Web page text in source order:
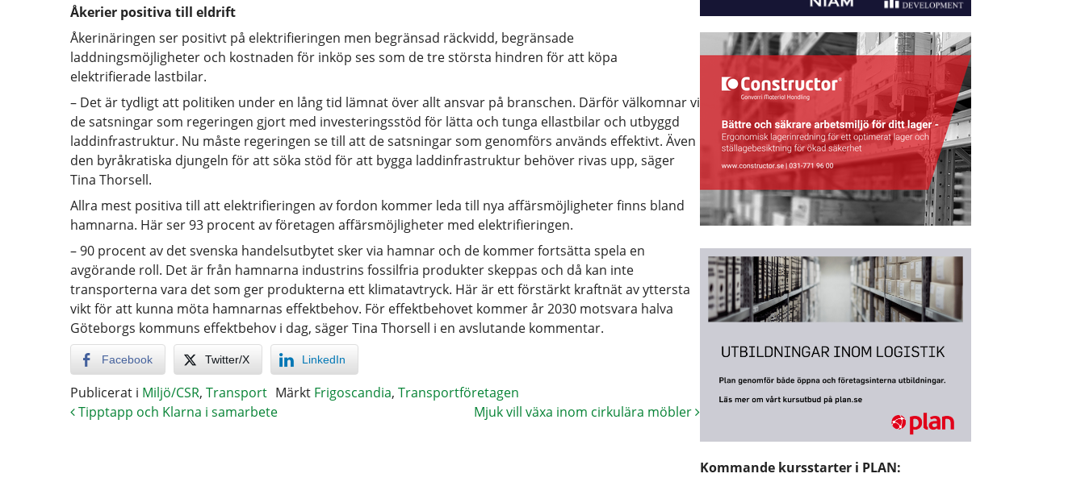
Åkerier positiva till eldrift
Åkerinäringen ser positivt på elektrifieringen men begränsad räckvidd, begränsade
laddningsmöjligheter och kostnaden för inköp ses som de tre största hindren för att köpa
elektrifierade lastbilar.
– Det är tydligt att politiken under en lång tid lämnat över allt ansvar på branschen. Därför välkomnar vi
de satsningar som regeringen gjort med investeringsstöd för lätta och tunga ellastbilar och utbyggd
laddinfrastruktur. Nu måste regeringen se till att de satsningar som genomförs används effektivt. Även
den byråkratiska djungeln för att söka stöd för att bygga laddinfrastruktur behöver rivas upp, säger
Tina Thorsell.
Allra mest positiva till att elektrifieringen av fordon kommer leda till nya affärsmöjligheter finns bland
hamnarna. Här ser 93 procent av företagen affärsmöjligheter med elektrifieringen.
– 90 procent av det svenska handelsutbytet sker via hamnar och de kommer fortsätta spela en
avgörande roll. Det är från hamnarna industrins fossilfria produkter skeppas och då kan inte
transporterna vara det som ger produkterna ett klimatavtryck. Här är ett förstärkt kraftnät av yttersta
vikt för att kunna möta hamnarnas effektbehov. För effektbehovet kommer år 2030 motsvara halva
Göteborgs kommuns effektbehov i dag, säger Tina Thorsell i en avslutande kommentar.
Facebook Twitter/X LinkedIn
Publicerat i Miljö/CSR, Transport Märkt Frigoscandia, Transportföretagen
Tipptapp och Klarna i samarbete
Mjuk vill växa inom cirkulära möbler
Kommande kursstarter i PLAN: